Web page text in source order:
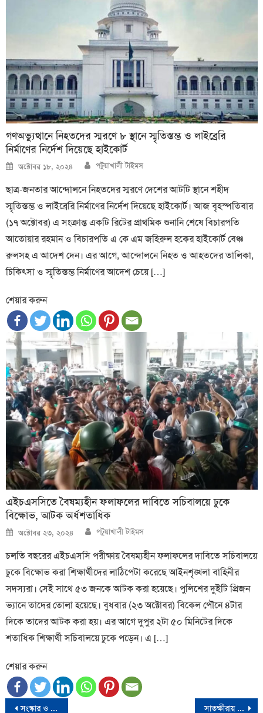
গণঅভ্যুত্থানে নিহতদের স্মরণে ৮ স্থানে স্মৃতিস্তম্ভ ও লাইব্রেরি
নির্মাণের নির্দেশ দিয়েছে হাইকোর্ট
Posted
on
অক্টোবর ১৮, ২০২৪ Author
পটুয়াখালী টাইমস
ছাত্র-জনতার আন্দোলনে নিহতদের স্মরণে দেশের আটটি স্থানে শহীদ
স্মৃতিস্তম্ভ ও লাইব্রেরি নির্মাণের নির্দেশ দিয়েছে হাইকোর্ট। আজ বৃহস্পতিবার
(১৭ অক্টোবর) এ সংক্রান্ত একটি রিটের প্রাথমিক শুনানি শেষে বিচারপতি
আতোয়ার রহমান ও বিচারপতি এ কে এম জহিরুল হকের হাইকোর্ট বেঞ্চ
রুলসহ এ আদেশ দেন। এর আগে, আন্দোলনে নিহত ও আহতদের তালিকা,
চিকিৎসা ও স্মৃতিস্তম্ভ নির্মাণের আদেশ চেয়ে […]
শেয়ার করুন
এইচএসসিতে বৈষম্যহীন ফলাফলের দাবিতে সচিবালয়ে ঢুকে
বিক্ষোভ, আটক অর্ধশতাধিক
Posted
on
অক্টোবর ২৩, ২০২৪ Author
পটুয়াখালী টাইমস
চলতি বছরের এইচএসসি পরীক্ষায় বৈষম্যহীন ফলাফলের দাবিতে সচিবালয়ে
ঢুকে বিক্ষোভ করা শিক্ষার্থীদের লাঠিপেটা করেছে আইনশৃঙ্খলা বাহিনীর
সদস্যরা। সেই সাথে ৫৩ জনকে আটক করা হয়েছে। পুলিশের দুইটি প্রিজন
ভ্যানে তাদের তোলা হয়েছে। বুধবার (২৩ অক্টোবর) বিকেল পৌনে ৪টার
দিকে তাদের আটক করা হয়। এর আগে দুপুর ২টা ৫০ মিনিটের দিকে
শতাধিক শিক্ষার্থী সচিবালয়ে ঢুকে পড়েন। এ […]
শেয়ার করুন
সংস্কার ও লেভেল প্লেইং ফিল্ড তৈরি করে জাতীয় নির্বাচন দেবে অন্তর্বর্তীকালীন সরকার সাতক্ষীরায় বৈষম্যবিরোধী ছাত্র আন্দোলনের দুই পক্ষের হাতাহাতি, সভা পণ্ড